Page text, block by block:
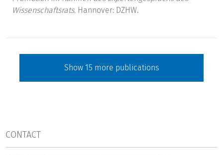
Wissenschaftsrats. Hannover: DZHW.
Show 15 more publications
CONTACT